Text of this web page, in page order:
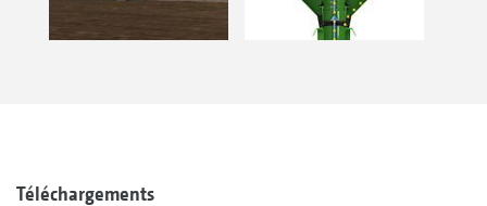
Téléchargements